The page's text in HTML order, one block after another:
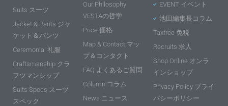
Suits スーツ
Jacket & Pants ジャ
ケット＆パンツ
Ceremonial 礼服
Craftsmanship クラ
フツマンシップ
Suits Specs スーツ
スペック
Our Philosophy
VESTAの哲学
Price 価格
Map & Contact マッ
プ＆コンタクト
FAQ よくあるご質問
Column コラム
News ニュース
EVENT イベント
池田編集長コラム
Taxfree 免税
Recruits 求人
Shop Online オンラ
インショップ
Privacy Policy プライ
バシーポリシー